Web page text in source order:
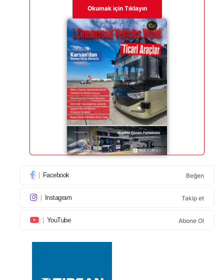
Okumak için Tıklayın
Facebook Beğen
Instagram Takip et
YouTube Abone Ol